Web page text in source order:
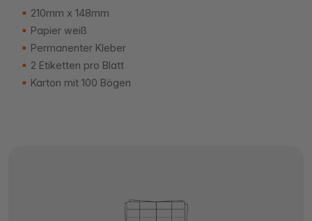
210mm x 148mm
Papier weiß
Permanenter Kleber
2 Etiketten pro Blatt
Karton mit 100 Bögen